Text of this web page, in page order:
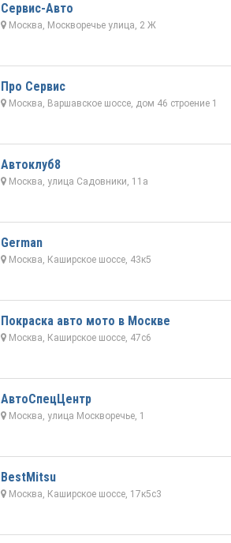
Сервис-Авто
Москва, Москворечье улица, 2 Ж
Про Сервис
Москва, Варшавское шоссе, дом 46 строение 1
Автоклуб8
Москва, улица Садовники, 11а
German
Москва, Каширское шоссе, 43к5
Покраска авто мото в Москве
Москва, Каширское шоссе, 47с6
АвтоСпецЦентр
Москва, улица Москворечье, 1
BestMitsu
Москва, Каширское шоссе, 17к5с3